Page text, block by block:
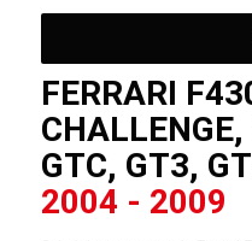
FERRARI
CHALLENGE,
GTC, GT3,
2004 - 2009